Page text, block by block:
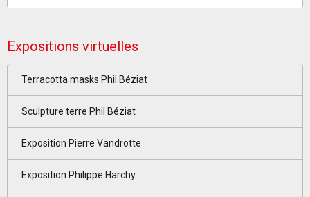
Expositions virtuelles
Terracotta masks Phil Béziat
Sculpture terre Phil Béziat
Exposition Pierre Vandrotte
Exposition Philippe Harchy